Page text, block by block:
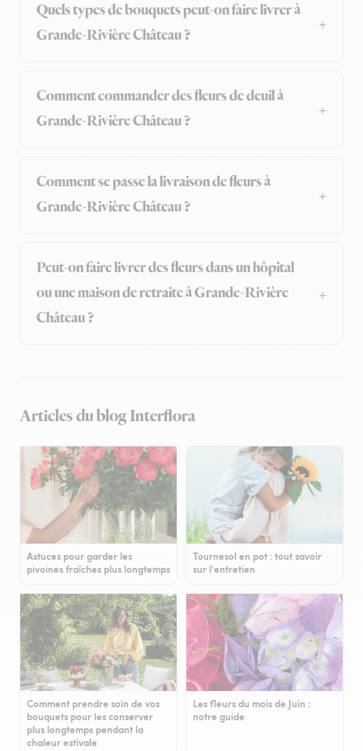
Quels types de bouquets peut-on faire livrer à
Grande-Rivière Château ?
Comment commander des fleurs de deuil à
Grande-Rivière Château ?
Comment se passe la livraison de fleurs à
Grande-Rivière Château ?
Peut-on faire livrer des fleurs dans un hôpital
ou une maison de retraite à Grande-Rivière
Château ?
Articles du blog Interflora
Astuces pour garder les
pivoines fraîches plus longtemps
Tournesol en pot : tout savoir
sur l'entretien
Comment prendre soin de vos
bouquets pour les conserver
plus longtemps pendant la
chaleur estivale
Les fleurs du mois de Juin :
notre guide